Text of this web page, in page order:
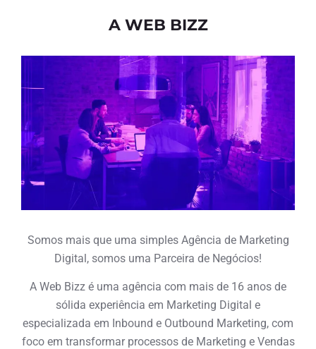
A WEB BIZZ
Somos mais que uma simples Agência de Marketing
Digital, somos uma Parceira de Negócios!
A Web Bizz é uma agência com mais de 16 anos de
sólida experiência em Marketing Digital e
especializada em Inbound e Outbound Marketing, com
foco em transformar processos de Marketing e Vendas